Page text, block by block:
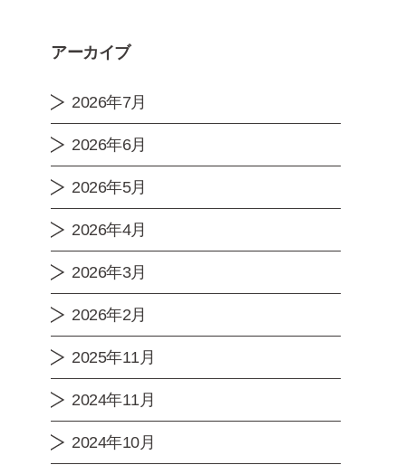
アーカイブ
2026年7月
2026年6月
2026年5月
2026年4月
2026年3月
2026年2月
2025年11月
2024年11月
2024年10月